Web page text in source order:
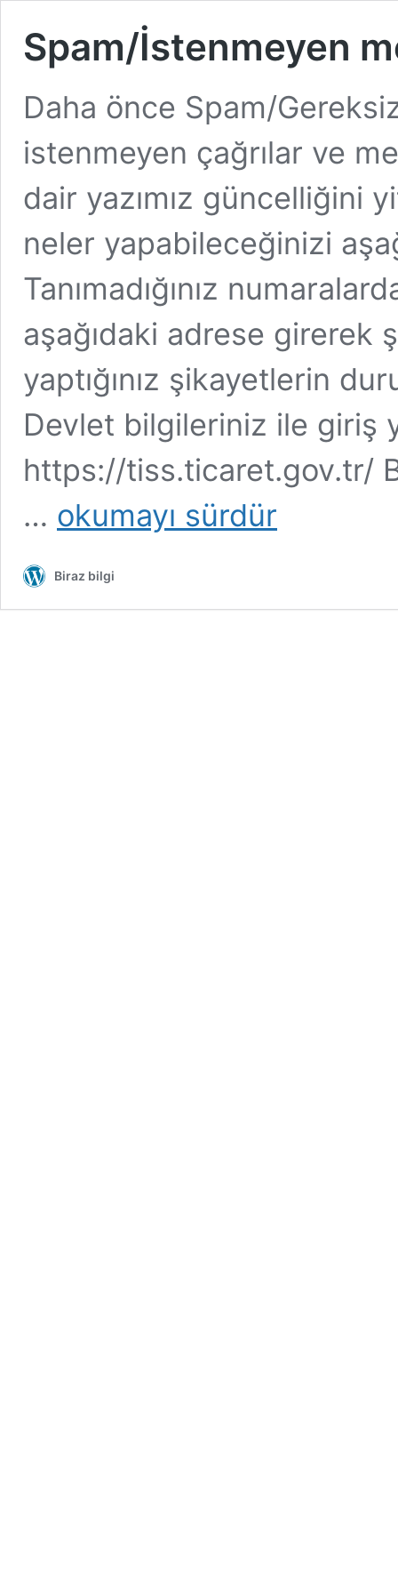
Spam/İstenmeyen
Daha önce Spam/
istenmeyen çağrılar ve
dair yazımız güncelliğini
neler yapabileceğinizi
Tanımadığınız
aşağıdaki adrese girerek
yaptığınız şikayetlerin
Devlet bilgileriniz ile giriş
https://tiss.ticaret.gov.tr/
…
Spam/
İstenmeyen
ve
postalar
okumayı sürdür
Biraz bilgi